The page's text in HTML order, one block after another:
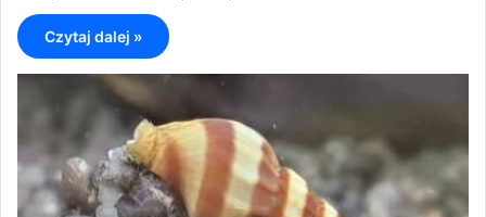
Czytaj dalej »